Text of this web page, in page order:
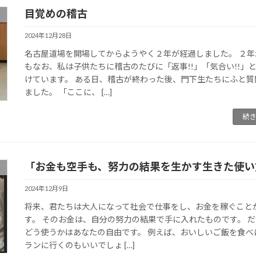
目覚めの稽古
2024年12月28日
名古屋道場を開場してからようやく２年が経過しました。 ２年
もなお、私は子供たちに稽古のたびに「返事!!」「気合い!!」
けています。 ある日、稽古が終わった後、門下生たちにふと
ました。 「ここに、 […]
続
「お金も空手も、努力の結果を生かす生きた使い
2024年12月9日
将来、君たちは大人になって社会で仕事をし、お金を稼ぐこと
す。 そのお金は、自分の努力の結果で手に入れたものです。 だ
どう使うかはあなたの自由です。 例えば、おいしいご飯を食べ
ランに行くのもいいでしょ […]